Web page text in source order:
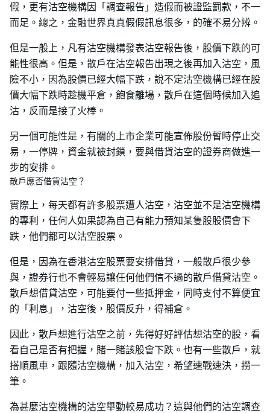
假，更有沽空機構因「調查報告」造假而被證監罰款，不一
而足。總之，金融世界真真假假訊息很多，的確不易分辨。
但是一般上，凡有沽空機構發表沽空報告後，股價下跌的可
能性很高。但是，散戶在沽空報告出現之後再加入沽空，風
險不小，因為股價已經大幅下跌，說不定沽空機構已經在股
價大幅下跌時趁機平倉，飽食離場，散戶在這個時候加入追
沽，反而是接了火棒。
另一個可能性是，有關的上市企業可能宣佈股份暫時停止交
易，一停牌，資金就被封鎖，要與借貨沽空的證券商做進一
步的安排。
散戶應否借貨沽空？
實際上，每天都有許多股票遭人沽空，沽空並不是沽空機構
的專利，任何人如果認為自己有能力預知某隻股股價會下
跌，他們都可以沽空股票。
但是，因為在香港沽空股票要安排借貸，一般散戶很少參
與，證券行也不會輕易讓任何他們信不過的散戶借貸沽空。
散戶想借貸沽空，可能要付一些抵押金，同時支付不算便宜
的「利息」，沽空後，股價反升，得補倉。
因此，散戶想進行沽空之前，先得好好評估想沽空的股，看
看自己是否有把握，賭一賭該股會下跌。也有一些散戶，就
搭順風車，跟隨沽空機構，加入沽空，希望速戰速決，撈一
筆。
為甚麼沽空機構的沽空舉動較易成功？這與他們的沽空調查